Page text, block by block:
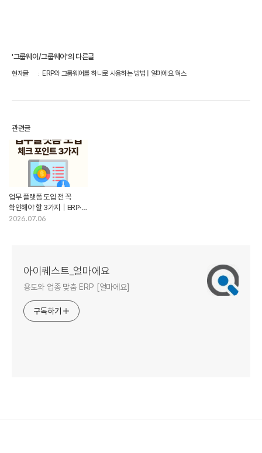
'그룹웨어/그룹웨어'의 다른글
현재글 ERP와 그룹웨어를 하나로 사용하는 방법 | 얼마에요 웍스
관련글
업무 플랫폼 도입 전 꼭
확인해야 할 3가지｜ERP·
그룹웨어 선택 기준 정리
2026.07.06
아이퀘스트_얼마에요
용도와 업종 맞춤 ERP [얼마에요]
구독하기